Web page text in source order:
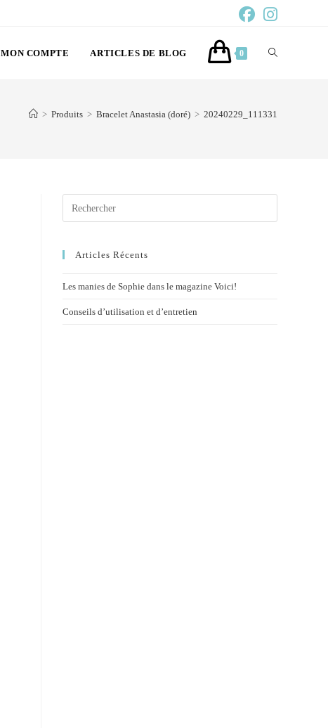
MON COMPTE ARTICLES DE BLOG 0
> Produits > Bracelet Anastasia (doré) > 20240229_111331
Articles Récents
Les manies de Sophie dans le magazine Voici!
Conseils d’utilisation et d’entretien